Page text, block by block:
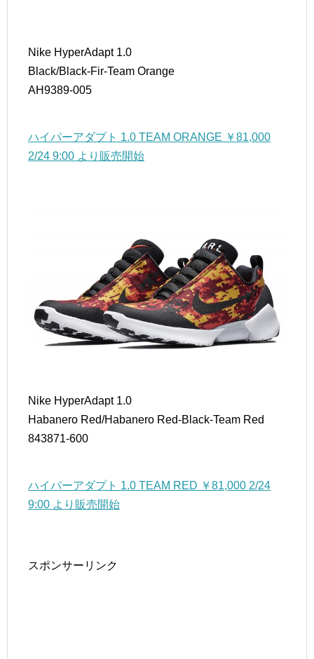
Nike HyperAdapt 1.0
Black/Black-Fir-Team Orange
AH9389-005
ハイパーアダプト 1.0 TEAM ORANGE ￥81,000
2/24 9:00 より販売開始
Nike HyperAdapt 1.0
Habanero Red/Habanero Red-Black-Team Red
843871-600
ハイパーアダプト 1.0 TEAM RED ￥81,000 2/24
9:00 より販売開始
スポンサーリンク